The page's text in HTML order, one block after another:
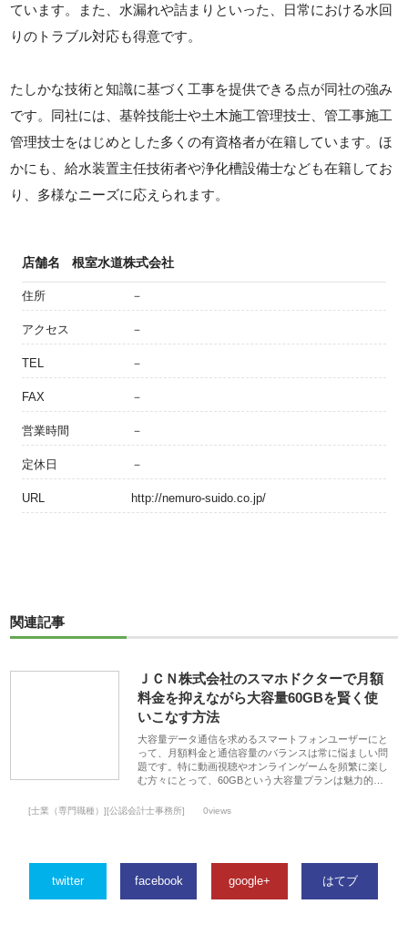
ています。また、水漏れや詰まりといった、日常における水回
りのトラブル対応も得意です。
たしかな技術と知識に基づく工事を提供できる点が同社の強み
です。同社には、基幹技能士や土木施工管理技士、管工事施工
管理技士をはじめとした多くの有資格者が在籍しています。ほ
かにも、給水装置主任技術者や浄化槽設備士なども在籍してお
り、多様なニーズに応えられます。
店舗名 根室水道株式会社
住所 －
アクセス －
TEL －
FAX －
営業時間 －
定休日 －
URL http://nemuro-suido.co.jp/
関連記事
ＪＣＮ株式会社のスマホドクターで月額
料金を抑えながら大容量60GBを賢く使
いこなす方法
大容量データ通信を求めるスマートフォンユーザーにと
って、月額料金と通信容量のバランスは常に悩ましい問
題です。特に動画視聴やオンラインゲームを頻繁に楽し
む方々にとって、60GBという大容量プランは魅力的…
[士業（専門職種）][公認会計士事務所] 0views
twitter facebook google+ はてブ